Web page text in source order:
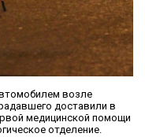
возле
доставили в
медицинской помощи
отделение.